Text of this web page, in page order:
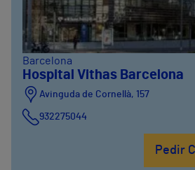
Barcelona
Hospital Vithas Barcelona
Avinguda de Cornellà, 157
932275044
Pedir